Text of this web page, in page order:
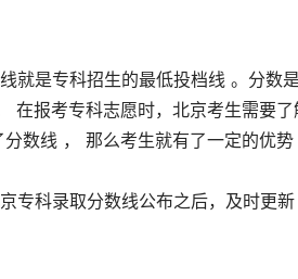
是专科招生的最低投档线 。分数
在报考专科志愿时，北京考生需要
数线 ， 那么考生就有了一定的优势
专科录取分数线公布之后，及时更